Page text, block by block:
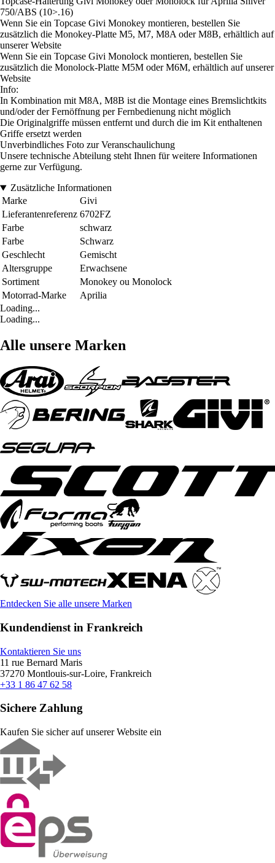
750/ABS (10>.16)
Wenn Sie ein Topcase Givi Monokey montieren, bestellen Sie
zusätzlich die Monokey-Platte M5, M7, M8A oder M8B, erhältlich auf
unserer Website
Wenn Sie ein Topcase Givi Monolock montieren, bestellen Sie
zusätzlich die Monolock-Platte M5M oder M6M, erhältlich auf unserer
Website
Info:
In Kombination mit M8A, M8B ist die Montage eines Bremslichtkits
und/oder der Fernöffnung per Fernbedienung nicht möglich
Die Originalgriffe müssen entfernt und durch die im Kit enthaltenen
Griffe ersetzt werden
Unverbindliches Foto zur Veranschaulichung
Unsere technische Abteilung steht Ihnen für weitere Informationen
gerne zur Verfügung.
Zusätzliche Informationen
Marke
Givi
Lieferantenreferenz 6702FZ
Farbe
schwarz
Farbe
Schwarz
Geschlecht
Gemischt
Altersgruppe
Erwachsene
Sortiment
Monokey ou Monolock
Motorrad-Marke
Aprilia
Loading...
Loading...
Alle unsere Marken
Entdecken Sie alle unsere Marken
Kundendienst in Frankreich
Kontaktieren Sie uns
11 rue Bernard Maris
37270 Montlouis-sur-Loire, Frankreich
+33 1 86 47 62 58
Sichere Zahlung
Kaufen Sie sicher auf unserer Website ein